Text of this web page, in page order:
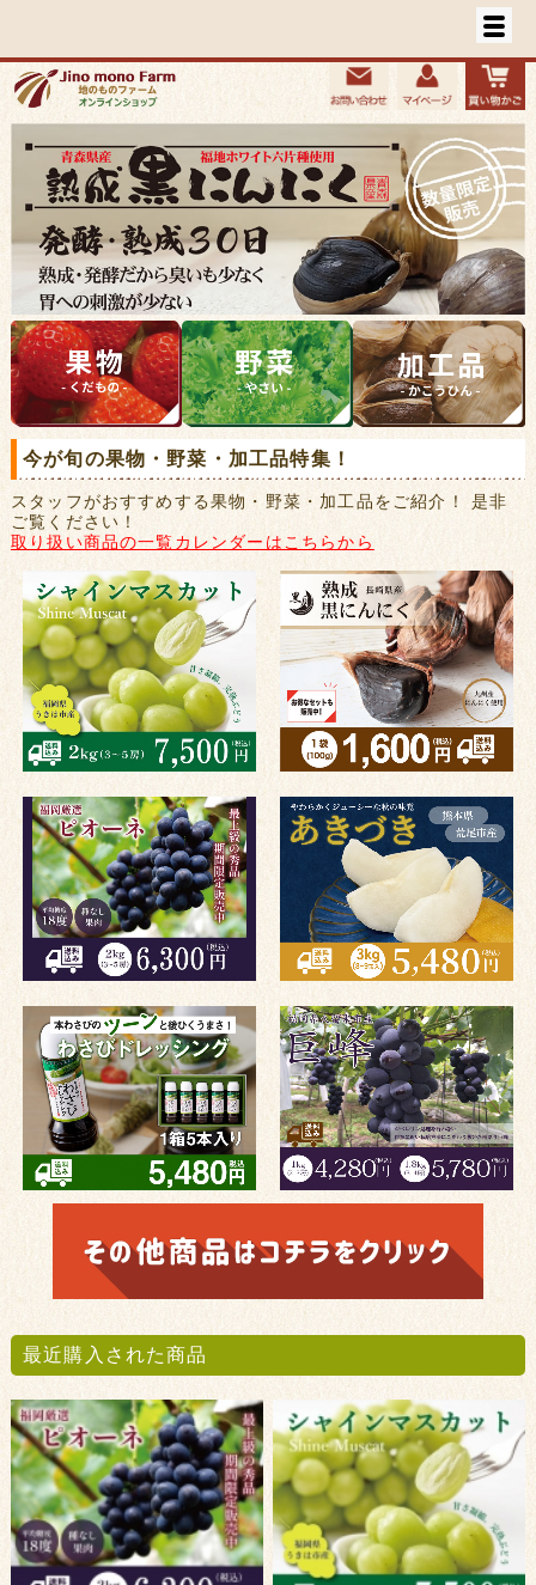
今が旬の果物・野菜・加工品特集！
スタッフがおすすめする果物・野菜・加工品をご紹介！ 是非
ご覧ください！
取り扱い商品の一覧カレンダーはこちらから
最近購入された商品